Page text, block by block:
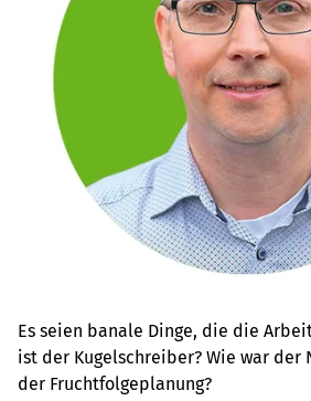
Es seien banale Dinge, die die
ist der Kugelschreiber? Wie war
der Fruchtfolgeplanung?